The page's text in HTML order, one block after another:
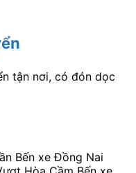
tận nơi, có đón dọc
Bến xe Đồng Nai